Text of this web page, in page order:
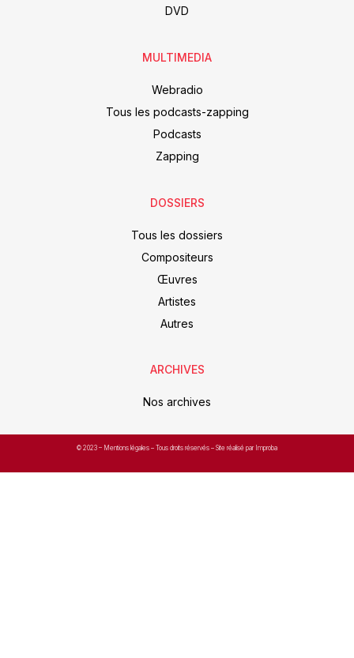
DVD
MULTIMEDIA
Webradio
Tous les podcasts-zapping
Podcasts
Zapping
DOSSIERS
Tous les dossiers
Compositeurs
Œuvres
Artistes
Autres
ARCHIVES
Nos archives
© 2023 – Mentions légales – Tous droits réservés – Site réalisé par Improba